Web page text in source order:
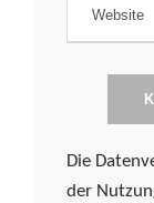
Die
der